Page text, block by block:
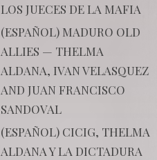
LOS JUECES DE LA MAFIA
(ESPAÑOL) MADURO OLD
ALLIES — THELMA
ALDANA, IVAN VELASQUEZ
AND JUAN FRANCISCO
SANDOVAL
(ESPAÑOL) CICIG, THELMA
ALDANA Y LA DICTADURA